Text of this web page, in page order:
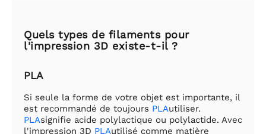
Quels types de filaments pour
l'impression 3D existe-t-il ?
PLA
Si seule la forme de votre objet est importante, il
est recommandé de toujours PLAutiliser.
PLAsignifie acide polylactique ou polylactide. Avec
l'impression 3D PLAutilisé comme matière